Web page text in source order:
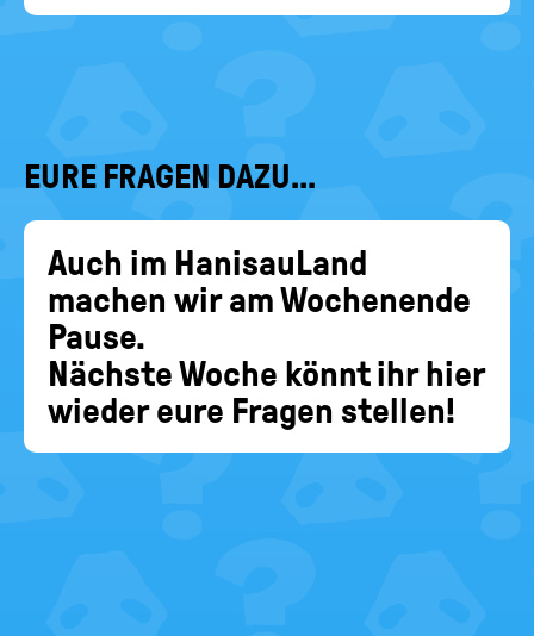
EURE FRAGEN DAZU...
Auch im HanisauLand
machen wir am Wochenende
Pause.
Nächste Woche könnt ihr hier
wieder eure Fragen stellen!